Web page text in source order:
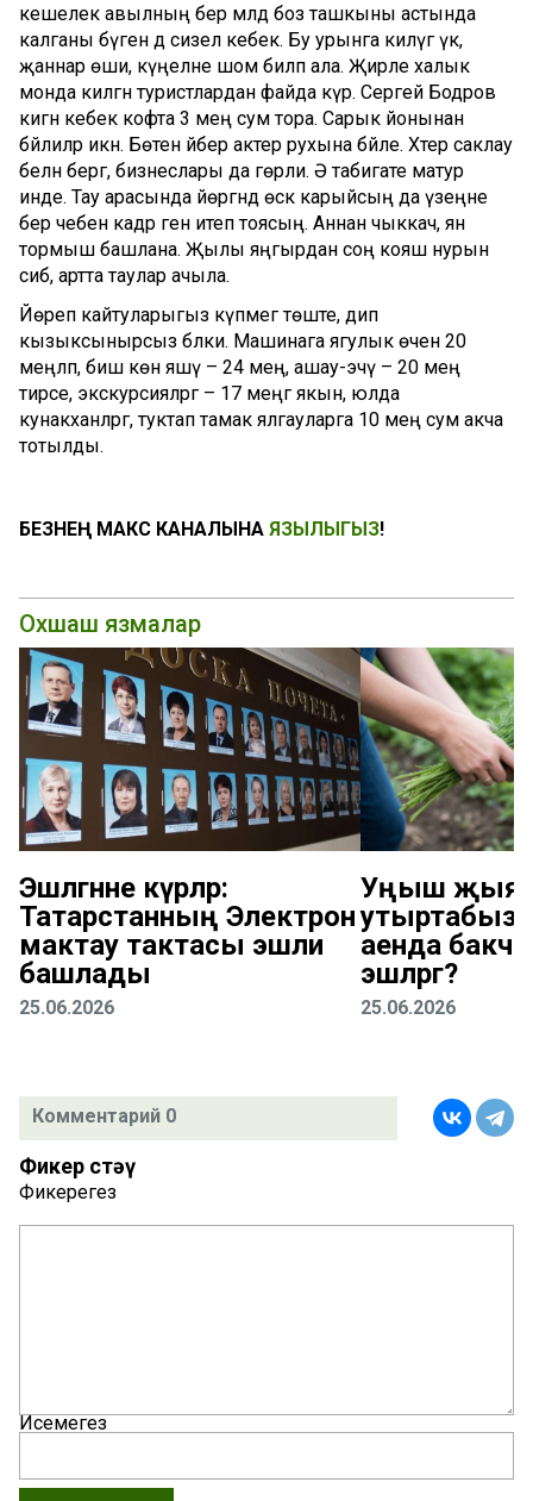
кешелек авылның бер мәлдә боз ташкыны астында
калганы бүген дә сизелә кебек. Бу урынга килүгә үк,
җаннар өши, күңелне шом биләп ала. Җирле халык
монда килгән туристлардан файда күрә. Сергей Бодров
кигән кебек кофта 3 мең сум тора. Сарык йонынан
бәйлиләр икән. Бөтен әйбер актер рухына бәйле. Хәтер саклау
белән бергә, бизнеслары да гөрли. Ә табигате матур
инде. Тау арасында йөргәндә өскә карыйсың да үзеңне
бер чебен кадәр генә итеп тоясың. Аннан чыккач, янә
тормыш башлана. Җылы яңгырдан соң кояш нурын
сибә, артта таулар ачыла.
Йөреп кайтуларыгыз күпмегә төште, дип
кызыксынырсыз бәлки. Машинага ягулык өчен 20
меңләп, биш көн яшәү – 24 мең, ашау-эчү – 20 мең
тирәсе, экскурсияләргә – 17 меңгә якын, юлда
кунакханәләргә, туктап тамак ялгауларга 10 мең сум акча
тотылды.
БЕЗНЕҢ МАКС КАНАЛЫНА ЯЗЫЛЫГЫЗ!
Охшаш язмалар
Эшләгәнне күрәләр:
Татарстанның Электрон
мактау тактасы эшли
башлады
25.06.2026
Уңыш
утыртабыз:
аенда
эшләргә?
25.06.2026
Комментарий 0
Фикер өстәү
Фикерегез
Исемегез